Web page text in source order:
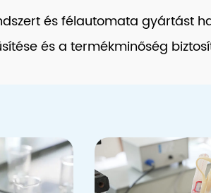
és félautomata gyártást
és a termékminőség